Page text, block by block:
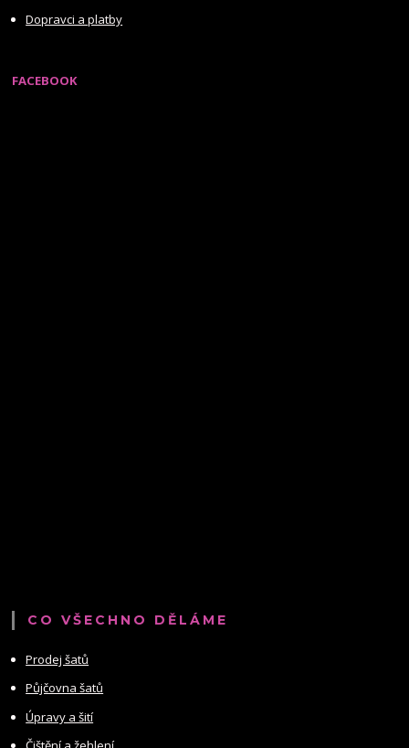
Dopravci a platby
FACEBOOK
CO VŠECHNO DĚLÁME
Prodej šatů
Půjčovna šatů
Úpravy a šití